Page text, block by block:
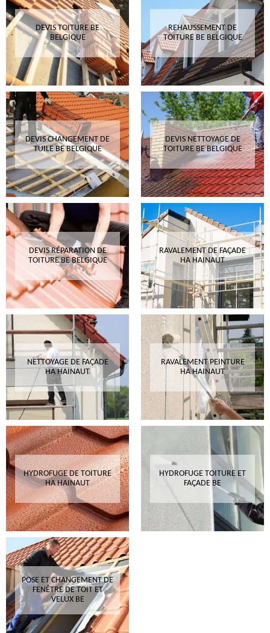
DEVIS TOITURE BE
BELGIQUE
REHAUSSEMENT DE
TOITURE BE BELGIQUE
DEVIS CHANGEMENT DE
TUILE BE BELGIQUE
DEVIS NETTOYAGE DE
TOITURE BE BELGIQUE
DEVIS RÉPARATION DE
TOITURE BE BELGIQUE
RAVALEMENT DE FAÇADE
HA HAINAUT
NETTOYAGE DE FAÇADE
HA HAINAUT
RAVALEMENT PEINTURE
HA HAINAUT
HYDROFUGE DE TOITURE
HA HAINAUT
HYDROFUGE TOITURE ET
FAÇADE BE
POSE ET CHANGEMENT DE
FENÊTRE DE TOIT ET
VELUX BE